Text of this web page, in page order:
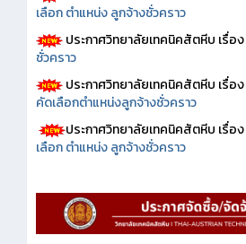
เลือก ตำแหน่ง ลูกจ้างชั่วคราว
ประกาศวิทยาลัยเทคนิคสัตหีบ เรื่อง
ชั่วคราว
ประกาศวิทยาลัยเทคนิคสัตหีบ เรื่อง
คัดเลือกตำแหน่งลูกจ้างชั่วคราว
ประกาศวิทยาลัยเทคนิคสัตหีบ เรื่อง
เลือก ตำแหน่ง ลูกจ้างชั่วคราว